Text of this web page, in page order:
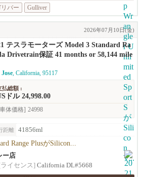
リバー Gulliver
2026年07月10日(金)
テスラモーターズ Model 3 Standard Ra
PlusDrivetrain保証 41 months or 58,144 mile
, California, 95117
払総額 :
ドル 24,998.00
体価格] 24998
距離 41856ml
Range PlusがSilicon...
ー店
[ライセンス] California DL#5668